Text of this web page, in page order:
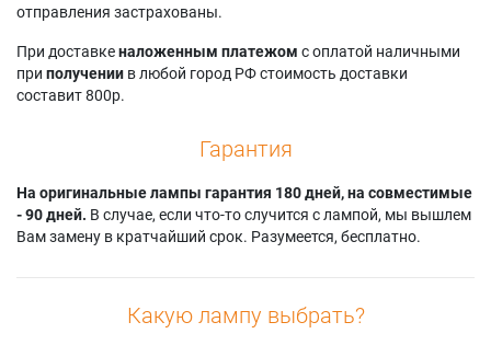
отправления застрахованы.
При доставкеналоженным платежом с оплатой наличными
при получении в любой город РФ стоимость доставки
составит 800р.
Гарантия
На оригинальные лампы гарантия 180 дней, на совместимые
- 90 дней. В случае, если что-то случится с лампой, мы вышлем
Вам замену в кратчайший срок. Разумеется, бесплатно.
Какую лампу выбрать?